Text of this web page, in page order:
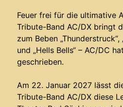
Feuer frei für die ultimative
Tribute-Band AC/DX bringt
zum Beben
und „Hells Bells“ – AC/DC
geschrieben.
Am 22. Januar 2027 lässt
Tribute-Band AC/DX diese